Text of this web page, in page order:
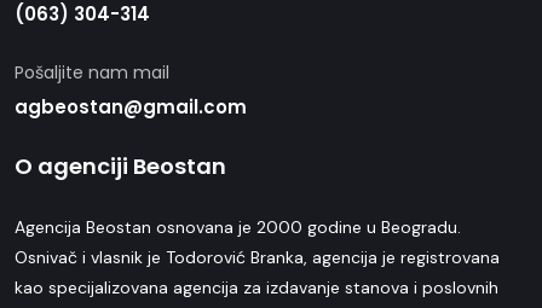
(063) 304-314
Pošaljite nam mail
agbeostan@gmail.com
O agenciji Beostan
Agencija Beostan osnovana je 2000 godine u Beogradu.
Osnivač i vlasnik je Todorović Branka, agencija je registrovana
kao specijalizovana agencija za izdavanje stanova i poslovnih